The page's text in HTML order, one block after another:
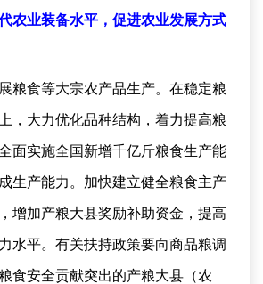
农业装备水平，促进农业发展方式
粮食等大宗农产品生产。在稳定粮
，大力优化品种结构，着力提高粮
面实施全国新增千亿斤粮食生产能
生产能力。加快建立健全粮食主产
增加产粮大县奖励补助资金，提高
水平。有关扶持政策要向商品粮调
食安全贡献突出的产粮大县（农